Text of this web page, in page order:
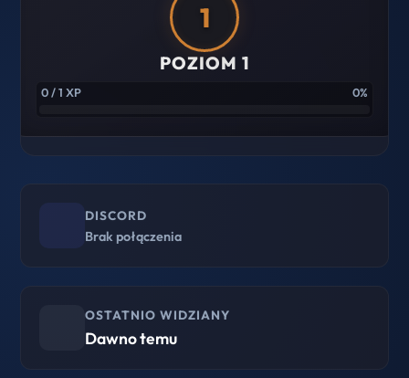
1
POZIOM 1
0 / 1 XP 0%
DISCORD
Brak połączenia
OSTATNIO WIDZIANY
Dawno temu